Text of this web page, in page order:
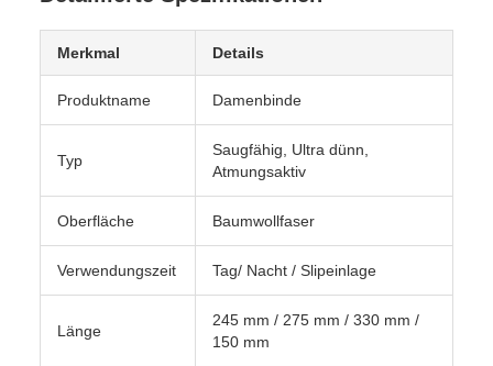
Merkmal Details
Produktname Damenbinde
Typ
Saugfähig, Ultra dünn,
Atmungsaktiv
Oberfläche Baumwollfaser
Verwendungszeit Tag/ Nacht / Slipeinlage
Länge
245 mm / 275 mm / 330 mm /
150 mm